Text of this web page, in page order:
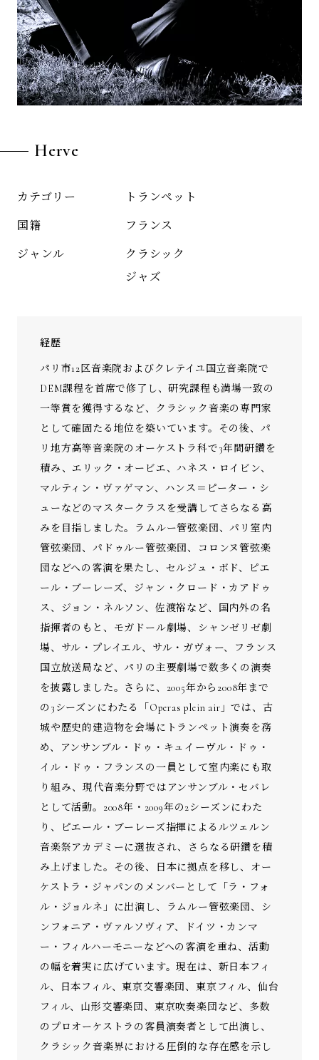
Herve
カテゴリー トランペット
国籍 フランス
ジャンル
クラシック
ジャズ
経歴
パリ市12区音楽院およびクレテイユ国立音楽院で
DEM課程を首席で修了し、研究課程も満場一致の
一等賞を獲得するなど、クラシック音楽の専門家
として確固たる地位を築いています。その後、パ
リ地方高等音楽院のオーケストラ科で3年間研鑽を
積み、エリック・オービエ、ハネス・ロイビン、
マルティン・ヴァゲマン、ハンス＝ピーター・シ
ューなどのマスタークラスを受講してさらなる高
みを目指しました。ラムルー管弦楽団、パリ室内
管弦楽団、パドゥルー管弦楽団、コロンヌ管弦楽
団などへの客演を果たし、セルジュ・ボド、ピエ
ール・ブーレーズ、ジャン・クロード・カアドゥ
ス、ジョン・ネルソン、佐渡裕など、国内外の名
指揮者のもと、モガドール劇場、シャンゼリゼ劇
場、サル・プレイエル、サル・ガヴォー、フランス
国立放送局など、パリの主要劇場で数多くの演奏
を披露しました。さらに、2005年から2008年まで
の3シーズンにわたる「Operas plein air」では、古
城や歴史的建造物を会場にトランペット演奏を務
め、アンサンブル・ドゥ・キュイーヴル・ドゥ・
イル・ドゥ・フランスの一員として室内楽にも取
り組み、現代音楽分野ではアンサンブル・セバレ
として活動。2008年・2009年の2シーズンにわた
り、ピエール・ブーレーズ指揮によるルツェルン
音楽祭アカデミーに選抜され、さらなる研鑽を積
み上げました。その後、日本に拠点を移し、オー
ケストラ・ジャパンのメンバーとして「ラ・フォ
ル・ジョルネ」に出演し、ラムルー管弦楽団、シ
ンフォニア・ヴァルソヴィア、ドイツ・カンマ
ー・フィルハーモニーなどへの客演を重ね、活動
の幅を着実に広げています。現在は、新日本フィ
ル、日本フィル、東京交響楽団、東京フィル、仙台
フィル、山形交響楽団、東京吹奏楽団など、多数
のプロオーケストラの客員演奏者として出演し、
クラシック音楽界における圧倒的な存在感を示し